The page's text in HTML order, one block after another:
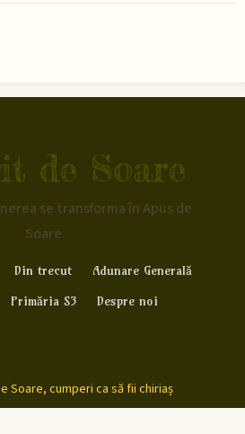
de Soare
se transforma în Apus de
Soare
Din trecut
Adunare Generală
Primăria S3 Despre noi
Soare, cumperi ca să fii chiriaș